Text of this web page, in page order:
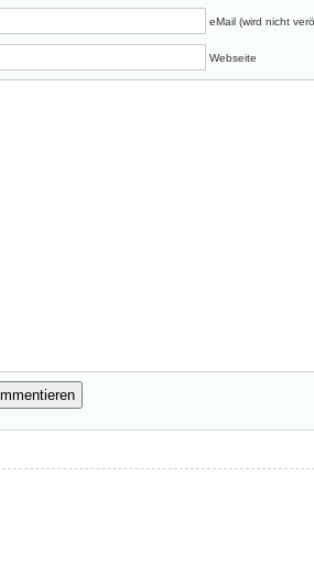
eMail (wird nicht
Webseite